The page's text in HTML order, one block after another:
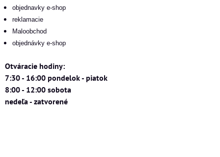
objednavky e-shop
reklamacie
Maloobchod
objednávky e-shop
Otváracie hodiny:
7:30 - 16:00 pondelok - piatok
8:00 - 12:00 sobota
nedeľa - zatvorené